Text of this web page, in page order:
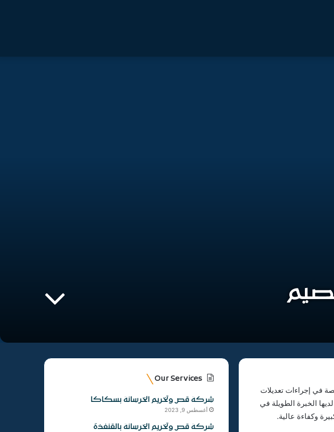
في إجراءات تعديلات
الخبرة الطويلة في
وكفاءة عالية.
Our Services
شركة قص وتخريم الخرسانة بسكاكا
أغسطس 9, 2023
شركة قص وتخريم الخرسانة بالقنفذة